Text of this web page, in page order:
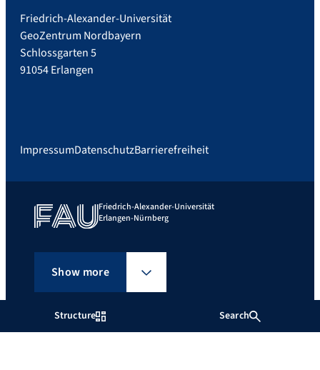
Structure Search
Friedrich-Alexander-Universität
GeoZentrum Nordbayern
Schlossgarten 5
91054 Erlangen
ImpressumDatenschutzBarrierefreiheit
Friedrich-Alexander-Universität
Erlangen-Nürnberg
Show more